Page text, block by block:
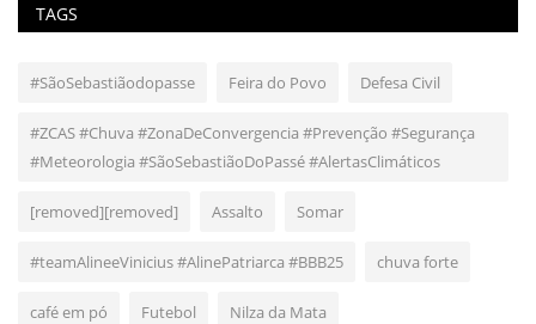
TAGS
#SãoSebastiãodopasse Feira do Povo Defesa Civil
#ZCAS #Chuva #ZonaDeConvergencia #Prevenção #Segurança
#Meteorologia #SãoSebastiãoDoPassé #AlertasClimáticos
[removed][removed] Assalto Somar
#teamAlineeVinicius #AlinePatriarca #BBB25 chuva forte
café em pó Futebol Nilza da Mata